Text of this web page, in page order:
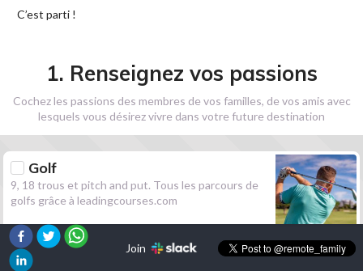
C’est parti !
1. Renseignez vos passions
Cochez les passions des membres de vos familles, de vos amis avec
lesquels vous désirez vivre dans votre future destination
Golf
9, 18 trous et pitch and put. Tous les parcours de
golfs grâce à leadingcourses.com
Randonnée
Join